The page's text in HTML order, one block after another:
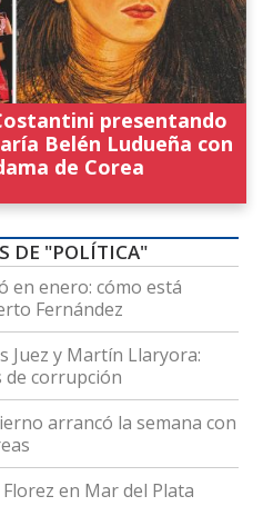
presentando
Belén Ludueña con
de Corea
DE "POLÍTICA"
en enero: cómo está
Fernández
Juez y Martín Llaryora:
de corrupción
arrancó la semana con
en Mar del Plata